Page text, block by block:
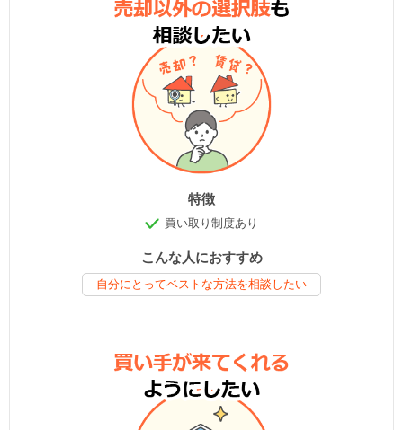
特徴
買い取り制度あり
こんな人におすすめ
自分にとってベストな方法を相談したい